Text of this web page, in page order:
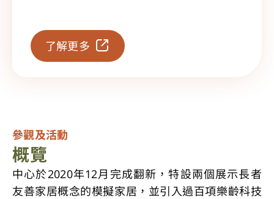
了解更多
參觀及活動
概覽
中心於2020年12月完成翻新，特設兩個展示長者
友善家居概念的模擬家居，並引入過百項樂齡科技